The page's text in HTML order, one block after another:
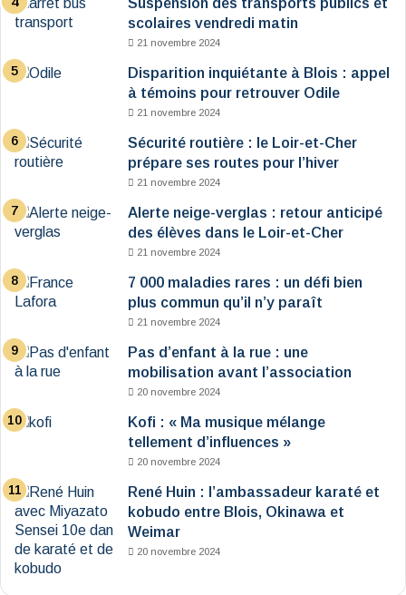
Suspension des transports publics et
scolaires vendredi matin
21 novembre 2024
Disparition inquiétante à Blois : appel
à témoins pour retrouver Odile
21 novembre 2024
Sécurité routière : le Loir-et-Cher
prépare ses routes pour l’hiver
21 novembre 2024
Alerte neige-verglas : retour anticipé
des élèves dans le Loir-et-Cher
21 novembre 2024
7 000 maladies rares : un défi bien
plus commun qu’il n’y paraît
21 novembre 2024
Pas d’enfant à la rue : une
mobilisation avant l’association
20 novembre 2024
Kofi : « Ma musique mélange
tellement d’influences »
20 novembre 2024
René Huin : l’ambassadeur karaté et
kobudo entre Blois, Okinawa et
Weimar
20 novembre 2024